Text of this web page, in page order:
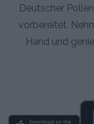
Deutscher
vorbereitet.
Hand und